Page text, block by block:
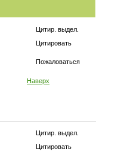
Цитир. выдел.
Цитировать
Пожаловаться
Наверх
Цитир. выдел.
Цитировать